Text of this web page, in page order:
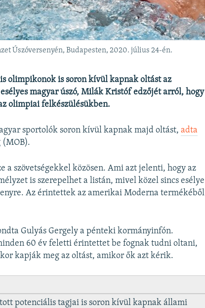
Úszóversenyén, Budapesten, 2020. július 24-én.
olimpikonok is soron kívül kapnak oltást az
magyar úszó, Milák Kristóf edzőjét arról, hogy
olimpiai felkészülésükben.
sportolók soron kívül kapnak majd oltást,adta
(MOB).
a szövetségekkel közösen. Ami azt jelenti, hogy az
is szerepelhet a listán, mivel közel sincs esélye
Az érintettek az amerikai Moderna termékéből
Gulyás Gergely a pénteki kormányinfón.
60 év feletti érintettet be fognak tudni oltani,
kapják meg az oltást, amikor ők azt kérik.
potenciális tagjai is soron kívül kapnak állami